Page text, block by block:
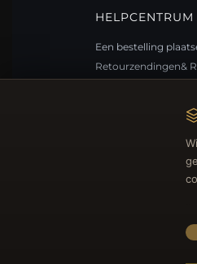
HELPCENTRUM
Een bestelling
Retourzendingen&
Mijn account&
Neem contact met